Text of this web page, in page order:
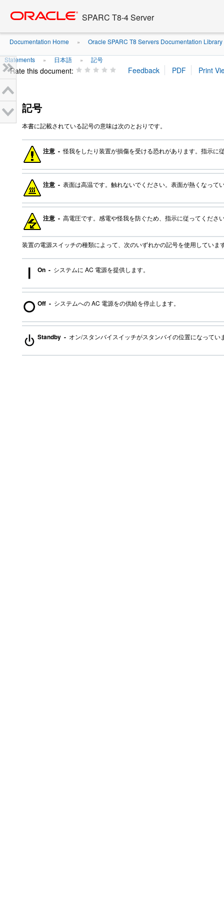
content
SPARC T8-4 Server
Documentation Home » Oracle SPARC T8 Servers Documentation Library
Statements » 日本語 » 記号
Rate this document:
記号
本書に記載されている記号の意味は次のとおりです。
注意 - 怪我をしたり装置が損傷を受ける恐れがあります。指示に
注意 - 表面は高温です。触れないでください。表面が熱くなって
注意 - 高電圧です。感電や怪我を防ぐため、指示に従ってくださ
装置の電源スイッチの種類によって、次のいずれかの記号を使用していま
On - システムに AC 電源を提供します。
Off - システムへの AC 電源をの供給を停止します。
Standby - オン/スタンバイスイッチがスタンバイの位置になってい